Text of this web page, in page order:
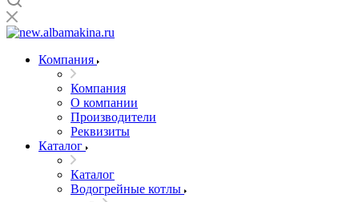
Компания
Компания
О компании
Производители
Реквизиты
Каталог
Каталог
Водогрейные котлы